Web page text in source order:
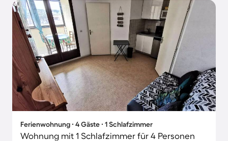
Ferienwohnung ∙ 4 Gäste ∙ 1 Schlafzimmer
Wohnung mit 1 Schlafzimmer für 4 Personen